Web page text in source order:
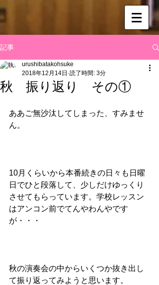
記事
秋 振り返り その①
urushibatakohsuke
2018年12月14日 読了時間: 3分
ああご無沙汰してしまった、すみませ
ん。
10月くらいから本番続きの日々も日曜
日でひと段落して、少しだけゆっくり
させてもらっています。学校レッスン
はアンコン前でてんやわんやです
が・・・
秋の演奏会の中からいくつか抜き出し
て振り返ってみようと思います。